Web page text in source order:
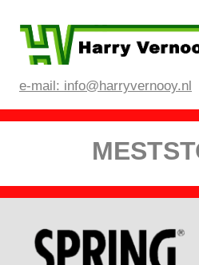
e-mail: info@harryvernooy.nl